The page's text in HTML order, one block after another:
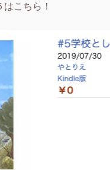
こちら！